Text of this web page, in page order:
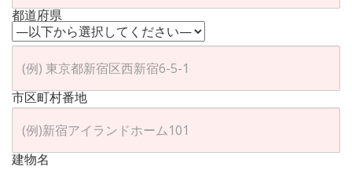
都道府県
市区町村番地
建物名